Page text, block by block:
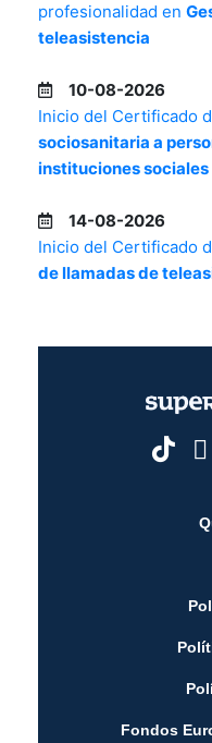
profesionalidad en
teleasistencia
10-08-2026
Inicio del Certificado
sociosanitaria a
instituciones sociales
14-08-2026
Inicio del Certificado
de llamadas de
Fondos